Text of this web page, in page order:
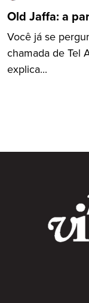
Old Jaffa: a
Você já se
chamada de Tel
explica...